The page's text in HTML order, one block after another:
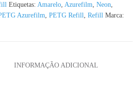
Etiquetas: Amarelo Azurefilm Neon
Azurefilm PETG Refill Refill Marca:
INFORMAÇÃO ADICIONAL